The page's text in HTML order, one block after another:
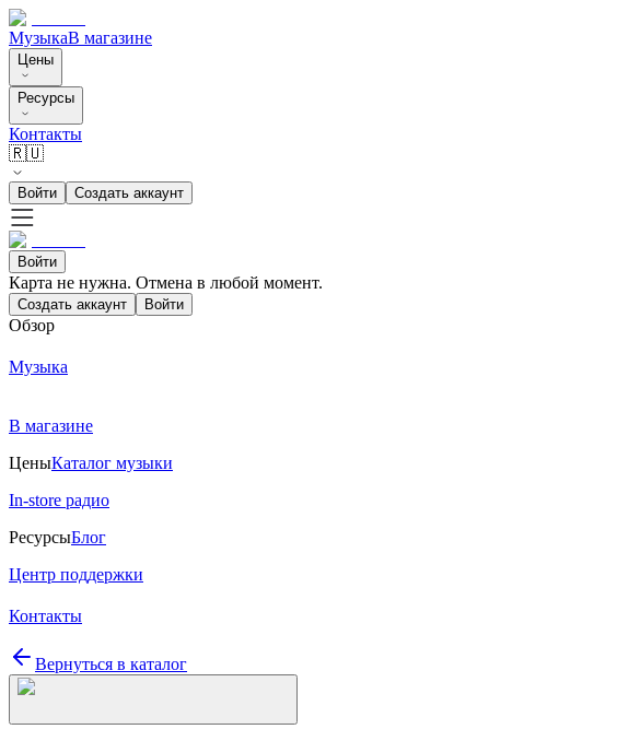
МузыкаВ магазине
Цены
Ресурсы
Контакты
🇷🇺
Войти Создать аккаунт
Войти
Карта не нужна. Отмена в любой момент.
Создать аккаунт Войти
Обзор
Музыка
В магазине
ЦеныКаталог музыки
In-store радио
РесурсыБлог
Центр поддержки
Контакты
Вернуться в каталог